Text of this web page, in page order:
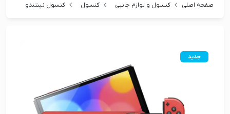
صفحه اصلی کنسول و لوازم جانبی کنسول کنسول نینتندو
جدید